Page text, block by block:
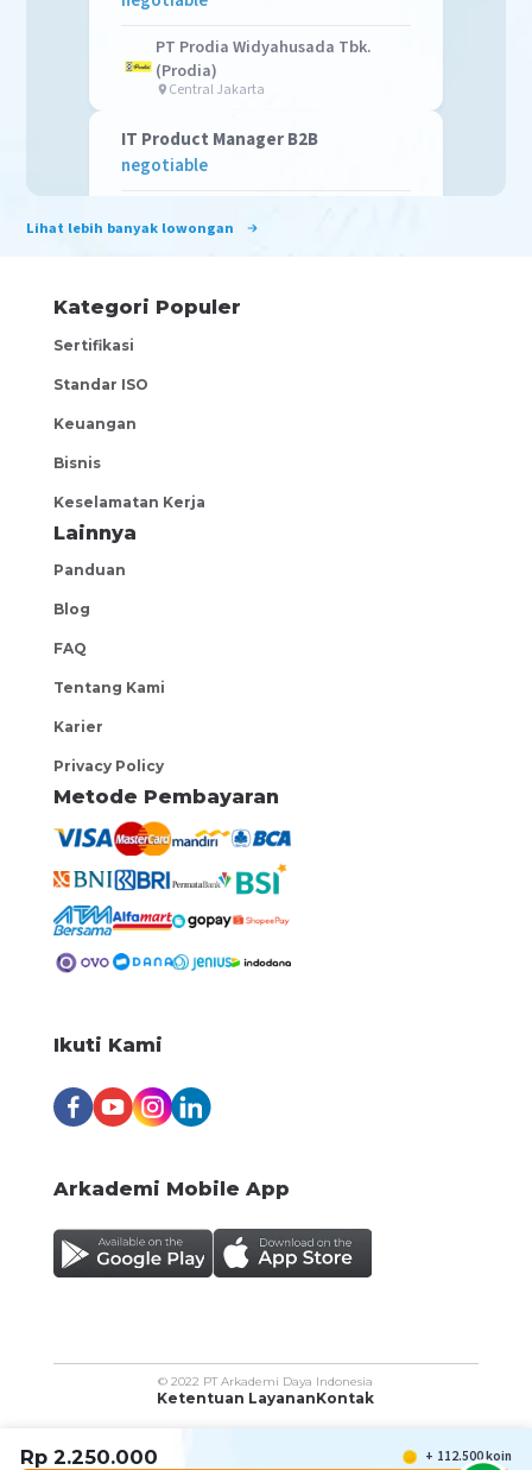
PT Prodia Widyahusada Tbk.
(Prodia)
Central Jakarta
IT Product Manager B2B
negotiable
Central Jakarta
negotiable
Data Engineer
Code.id
Jakarta
Account Manager IT
PT Prodia Widyahusada Tbk.
(Prodia)
Engineering Manager
negotiable
South Jakarta
negotiable
PT InMotion Inovasi Teknologi
Central Jakarta
Lihat lebih banyak lowongan
Rp 2.250.000 + 112.500koin
Kategori Populer
Sertifikasi
Standar ISO
Keuangan
Bisnis
Keselamatan Kerja
Lainnya
Panduan
Blog
FAQ
Tentang Kami
Karier
Privacy Policy
Metode Pembayaran
Ikuti Kami
Arkademi Mobile App
© 2022 PT Arkademi Daya Indonesia
Ketentuan LayananKontak